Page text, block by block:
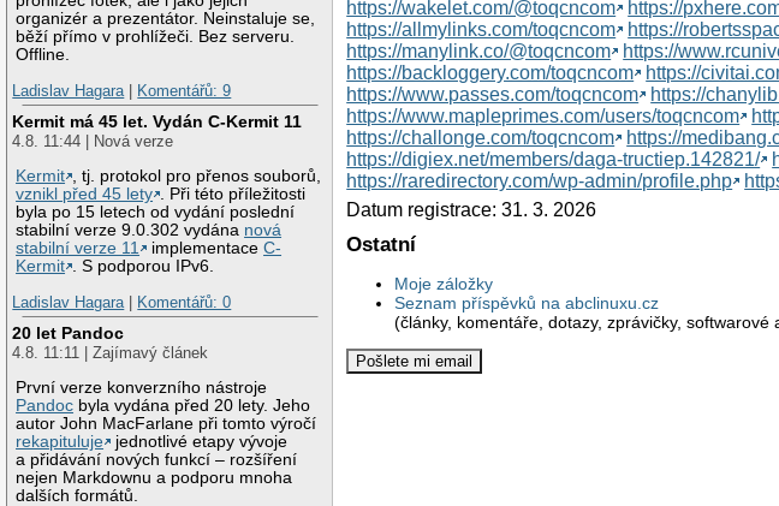
organizér a prezentátor. Neinstaluje se,
běží přímo v prohlížeči. Bez serveru.
Offline.
Ladislav Hagara | Komentářů: 9
Kermit má 45 let. Vydán C-Kermit 11
4.8. 11:44 | Nová verze
Kermit , tj. protokol pro přenos souborů,
vznikl před 45 lety . Při této příležitosti
byla po 15 letech od vydání poslední
stabilní verze 9.0.302 vydána nová
stabilní verze 11
implementaceC-
Kermit . S podporou IPv6.
Ladislav Hagara | Komentářů: 0
20 let Pandoc
4.8. 11:11 | Zajímavý článek
První verze konverzního nástroje
Pandoc byla vydána před 20 lety. Jeho
autor John MacFarlane při tomto výročí
rekapituluje
jednotlivé etapy vývoje
a přidávání nových funkcí – rozšíření
nejen Markdownu a podporu mnoha
dalších formátů.
https://wakelet.com/@toqcncom
https://
https://allmylinks.com/toqcncom
https://
https://manylink.co/@toqcncom
https://
https://backloggery.com/toqcncom
https://
https://www.passes.com/toqcncom
https://
https://www.mapleprimes.com/users/toqcncom
https://challonge.com/toqcncom
https://
https://digiex.net/members/daga-tructiep.142821/
https://raredirectory.com/wp-admin/profile.php
Datum registrace: 31. 3. 2026
Ostatní
Moje záložky
Seznam příspěvků na abclinuxu.cz
(články, komentáře, dotazy, zprávičky,